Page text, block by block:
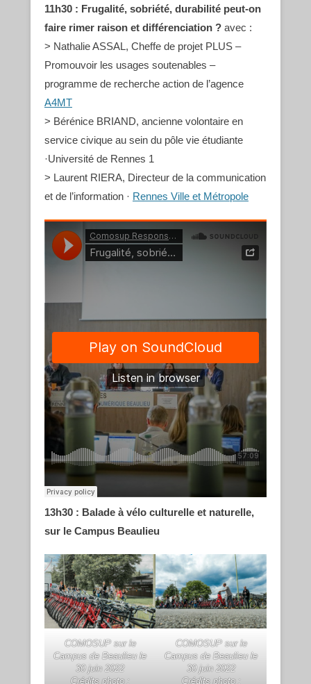
11h30 : Frugalité, sobriété, durabilité peut-on
faire rimer raison et différenciation ? avec :
> Nathalie ASSAL, Cheffe de projet PLUS –
Promouvoir les usages soutenables –
programme de recherche action de l’agence
A4MT
> Bérénice BRIAND, ancienne volontaire en
service civique au sein du pôle vie étudiante
·Université de Rennes 1
> Laurent RIERA, Directeur de la communication
et de l’information · Rennes Ville et Métropole
13h30 : Balade à vélo culturelle et naturelle,
sur le Campus Beaulieu
COMOSUP sur le
Campus de Beaulieu le
30 juin 2022
Crédits photo :
COMOSUP sur le
Campus de Beaulieu le
30 juin 2022
Crédits photo :